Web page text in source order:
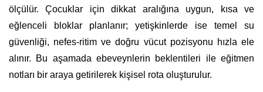
ölçülür. Çocuklar için dikkat aralığına uygun, kısa ve
eğlenceli bloklar planlanır; yetişkinlerde ise temel su
güvenliği, nefes-ritim ve doğru vücut pozisyonu hızla ele
alınır. Bu aşamada ebeveynlerin beklentileri ile eğitmen
notları bir araya getirilerek kişisel rota oluşturulur.